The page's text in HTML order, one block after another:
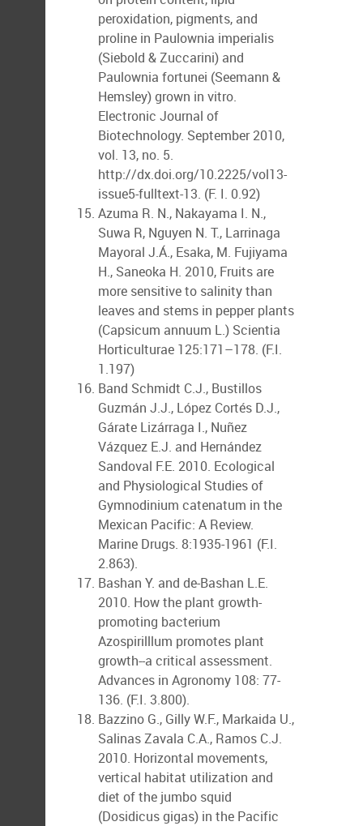
peroxidation, pigments, and
proline in Paulownia imperialis
(Siebold & Zuccarini) and
Paulownia fortunei (Seemann &
Hemsley) grown in vitro.
Electronic Journal of
Biotechnology. September 2010,
vol. 13, no. 5.
http://dx.doi.org/10.2225/vol13-
issue5-fulltext-13. (F. I. 0.92)
Azuma R. N., Nakayama I. N.,
Suwa R, Nguyen N. T., Larrinaga
Mayoral J.Á., Esaka, M. Fujiyama
H., Saneoka H. 2010, Fruits are
more sensitive to salinity than
leaves and stems in pepper plants
(Capsicum annuum L.) Scientia
Horticulturae 125:171–178. (F.I.
1.197)
Band Schmidt C.J., Bustillos
Guzmán J.J., López Cortés D.J.,
Gárate Lizárraga I., Nuñez
Vázquez E.J. and Hernández
Sandoval F.E. 2010. Ecological
and Physiological Studies of
Gymnodinium catenatum in the
Mexican Pacific: A Review.
Marine Drugs. 8:1935-1961 (F.I.
2.863).
Bashan Y. and de-Bashan L.E.
2010. How the plant growth-
promoting bacterium
Azospirilllum promotes plant
growth--a critical assessment.
Advances in Agronomy 108: 77-
136. (F.I. 3.800).
Bazzino G., Gilly W.F., Markaida U.,
Salinas Zavala C.A., Ramos C.J.
2010. Horizontal movements,
vertical habitat utilization and
diet of the jumbo squid
(Dosidicus gigas) in the Pacific